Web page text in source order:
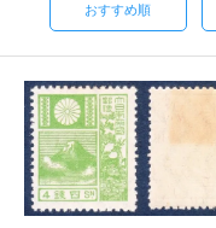
おすすめ順